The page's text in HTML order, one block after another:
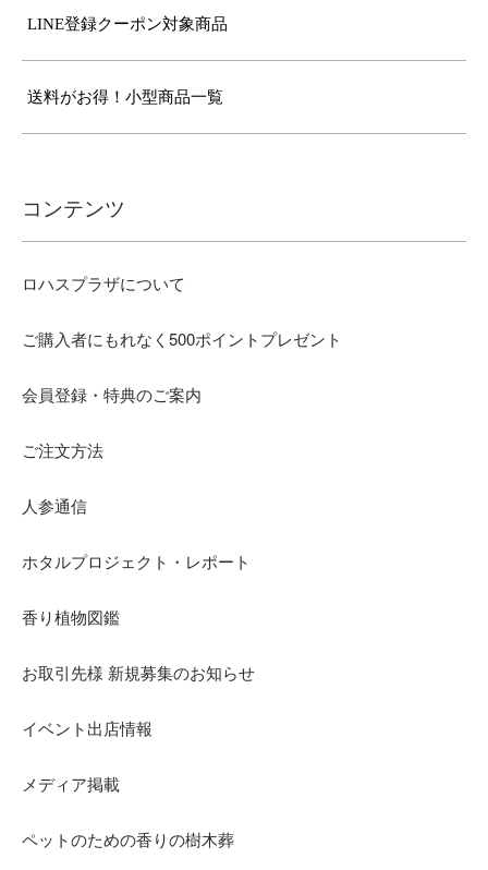
LINE登録クーポン対象商品
送料がお得！小型商品一覧
コンテンツ
ロハスプラザについて
ご購入者にもれなく500ポイントプレゼント
会員登録・特典のご案内
ご注文方法
人参通信
ホタルプロジェクト・レポート
香り植物図鑑
お取引先様 新規募集のお知らせ
イベント出店情報
メディア掲載
ペットのための香りの樹木葬